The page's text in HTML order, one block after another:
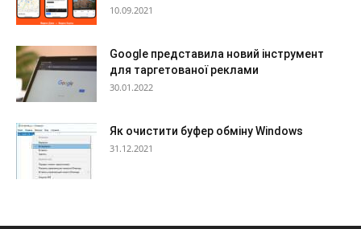
10.09.2021
Google представила новий інструмент
для таргетованої реклами
30.01.2022
Як очистити буфер обміну Windows
31.12.2021